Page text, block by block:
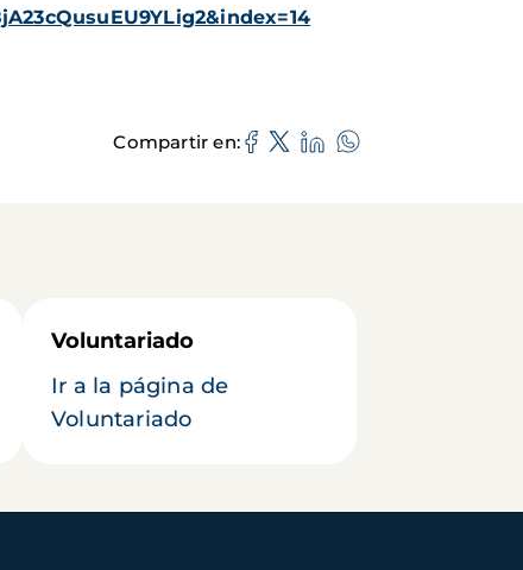
Compartir en
Voluntariado
Ir a la página de
Voluntariado